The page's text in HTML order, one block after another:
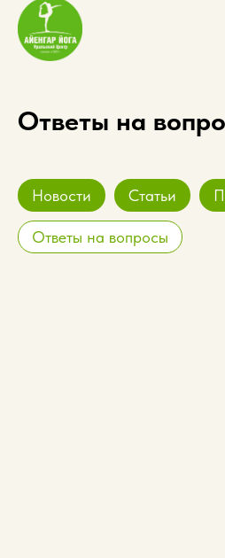
Ответы на
Новости Статьи
Ответы на вопросы